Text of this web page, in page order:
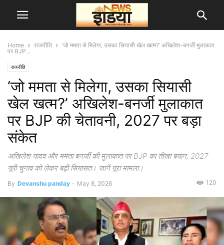
Home राजनीति
‘जो ममता से मिलेगा, उसका सियासी खेल खत्म?’ अखिलेश-बनर्जी मुलाकात
पर BJP...
राजनीति
‘जो ममता से मिलेगा, उसका सियासी
खेल खत्म?’ अखिलेश-बनर्जी मुलाकात
पर BJP की चेतावनी, 2027 पर बड़ा
संकेत
अखिलेश यादव और ममता बनर्जी की मुलाकात पर BJP का तीखा बयान, 2027
यूपी चुनाव को लेकर बढ़ी सियासत। जानें पूरा मामला।
By Devanshu panday - May 8, 2026 120